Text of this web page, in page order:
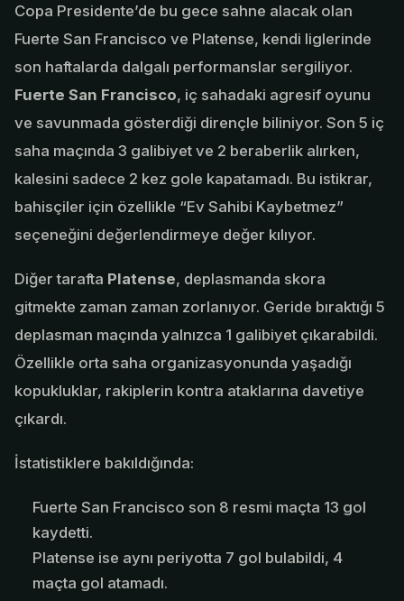
Copa Presidente’de bu gece sahne alacak olan
Fuerte San Francisco ve Platense, kendi liglerinde
son haftalarda dalgalı performanslar sergiliyor.
Fuerte San Francisco, iç sahadaki agresif oyunu
ve savunmada gösterdiği dirençle biliniyor. Son 5 iç
saha maçında 3 galibiyet ve 2 beraberlik alırken,
kalesini sadece 2 kez gole kapatamadı. Bu istikrar,
bahisçiler için özellikle “Ev Sahibi Kaybetmez”
seçeneğini değerlendirmeye değer kılıyor.
Diğer tarafta Platense, deplasmanda skora
gitmekte zaman zaman zorlanıyor. Geride bıraktığı 5
deplasman maçında yalnızca 1 galibiyet çıkarabildi.
Özellikle orta saha organizasyonunda yaşadığı
kopukluklar, rakiplerin kontra ataklarına davetiye
çıkardı.
İstatistiklere bakıldığında:
Fuerte San Francisco son 8 resmi maçta 13 gol
kaydetti.
Platense ise aynı periyotta 7 gol bulabildi, 4
maçta gol atamadı.